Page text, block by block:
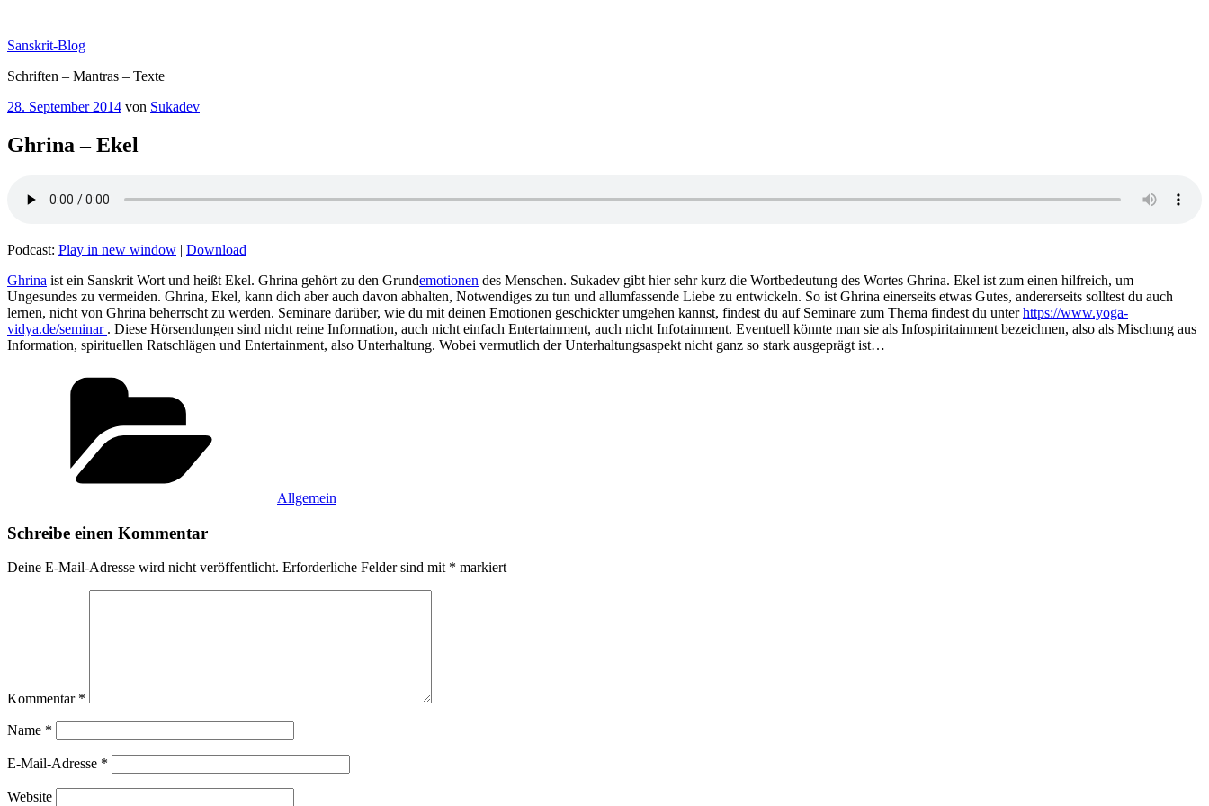
springen
Sanskrit-Blog
Schriften – Mantras – Texte
Veröffentlicht
28. September 2014 von Sukadev
Ghrina – Ekel
Podcast: Play in new window | Download
Ghrina ist ein Sanskrit Wort und heißt Ekel. Ghrina gehört zu den Grundemotionen des Menschen. Sukadev gibt hier sehr kurz die Wortbedeutung des Wortes Ghrina. Ekel ist zum einen hilfreich, um
Ungesundes zu vermeiden. Ghrina, Ekel, kann dich aber auch davon abhalten, Notwendiges zu tun und allumfassende Liebe zu entwickeln. So ist Ghrina einerseits etwas Gutes, andererseits solltest du auch
lernen, nicht von Ghrina beherrscht zu werden. Seminare darüber, wie du mit deinen Emotionen geschickter umgehen kannst, findest du auf Seminare zum Thema findest du unterhttps://www.yoga-
vidya.de/seminar . Diese Hörsendungen sind nicht reine Information, auch nicht einfach Entertainment, auch nicht Infotainment. Eventuell könnte man sie als Infospiritainment bezeichnen, also als Mischung aus
Information, spirituellen Ratschlägen und Entertainment, also Unterhaltung. Wobei vermutlich der Unterhaltungsaspekt nicht ganz so stark ausgeprägt ist…
Allgemein
Schreibe einen Kommentar
Deine E-Mail-Adresse wird nicht veröffentlicht. Erforderliche Felder sind mit * markiert
Kommentar *
Name *
E-Mail-Adresse *
Website